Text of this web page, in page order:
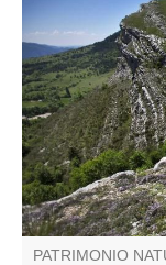
La réserve
située entre le
diversité de ses
de ce massif et
de ce type en
PATRIMONIO